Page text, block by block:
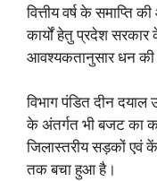
वित्तीय वर्ष के
कार्यों हेतु प्रदेश
आवश्यकतानुसार धन की
विभाग पंडित दीन दयाल
के अंतर्गत भी बजट का
जिलास्तरीय सड़कों एवं
तक बचा हुआ है।